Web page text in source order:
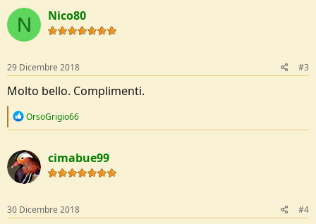
c
i
o
s
:
N Nico80
29 Dicembre 2018 #3
Molto bello. Complimenti.
R
c
t
i
o
s
:
OrsoGrigio66
cimabue99
30 Dicembre 2018 #4